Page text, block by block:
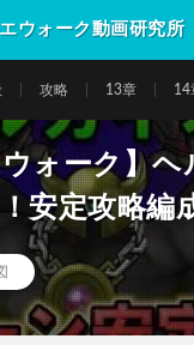
ウォーク動画研究所
攻略 13章 14
ウォーク】
安定攻略編